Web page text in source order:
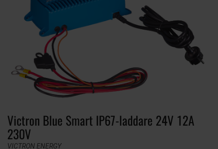
Victron Blue Smart IP67-laddare 24V 12A
230V
VICTRON ENERGY